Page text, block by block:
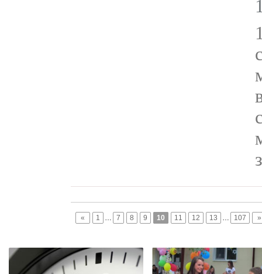
« 1 … 7 8 9 10 11 12 13 … 107